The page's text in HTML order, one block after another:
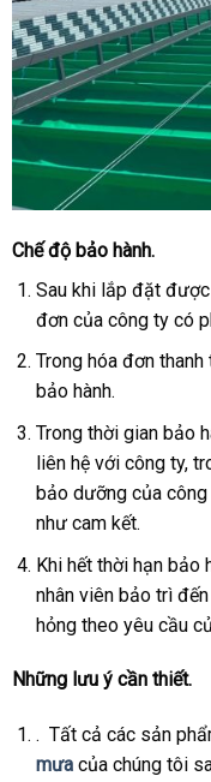
Chế độ bảo hành.
Sau khi lắp đặt được
đơn của công ty có
Trong hóa đơn
bảo hành.
Trong thời gian bảo
liên hệ với công ty,
bảo dưỡng của
như cam kết.
Khi hết thời hạn bảo
nhân viên bảo trì
hỏng theo yêu cầu
Những lưu ý cần thiết.
. Tất cả các sản
mưa của chúng tôi